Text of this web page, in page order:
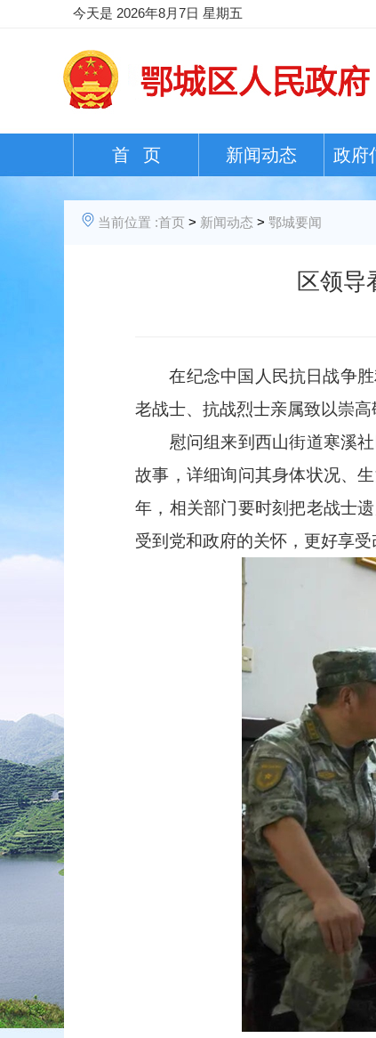
今天是 2026年8月7日 星期五
首 页 新闻动态 政府
当前位置 :首页 > 新闻动态 > 鄂城要闻
区领导
在纪念中国人民抗日战争胜
老战士、抗战烈士亲属致以崇
慰问组来到西山街道寒溪社
故事，详细询问其身体状况、
年，相关部门要时刻把老战士
受到党和政府的关怀，更好享